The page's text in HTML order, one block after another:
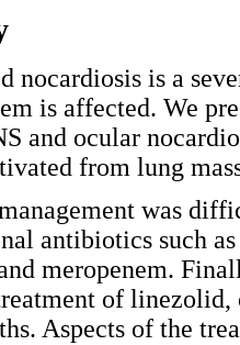
nocardiosis is a
is affected. We
and ocular
from lung
was
antibiotics such
meropenem.
of
Aspects of the